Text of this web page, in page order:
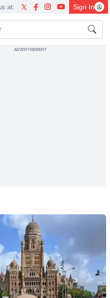
at: Sign In
forecast regarding its
ADVERTISEMENT